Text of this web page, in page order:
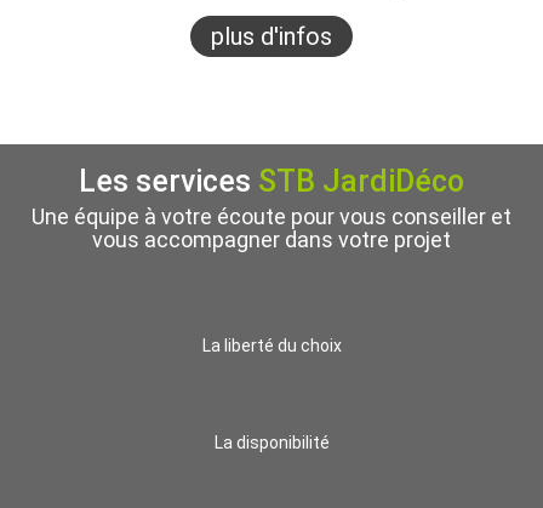
plus d'infos
Les services STB JardiDéco
Une équipe à votre écoute pour vous conseiller et
vous accompagner dans votre projet
La liberté du choix
La disponibilité